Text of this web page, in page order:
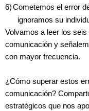
6)Cometemos el error
ignoramos su
Volvamos a leer los
comunicación y
con mayor frecuencia.
¿Cómo superar estos
comunicación?
estratégicos que nos